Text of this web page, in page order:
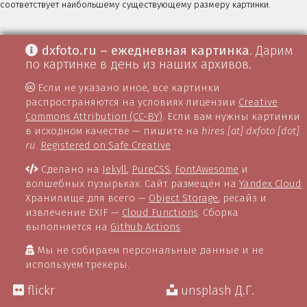
соответствует наибольшему существующему размеру картинки.
dxfoto.ru – ежедневная картинка. Дарим
по картинке в день из наших архивов.
Если не указано иное, все картинки
распространяются на условиях лицензии Creative
Commons Attribution (CC-BY). Если вам нужны картинки
в исходном качестве — пишите на hires [at] dxfoto [dot]
ru. Registered on Safe Creative
Сделано на Jekyll, PureCSS, FontAwesome и
волшебных пузырьках. Сайт размещён наYandex Cloud
Хранилище для всего — Object Storage, ресайз и
извлечение EXIF — Cloud Functions . Сборка
выполняется на Github Actions
Мы не собираем персональные данные и не
используем трекеры.
flickr unsplash Д.Г.